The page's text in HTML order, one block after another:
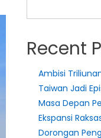
Recent
Ambisi
Taiwan Jadi
Masa Depan
Ekspansi
Dorongan